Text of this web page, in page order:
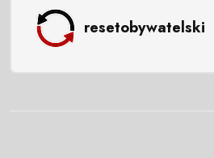
resetobywatelski